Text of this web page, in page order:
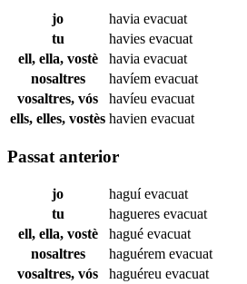
jo havia evacuat
tu
havies evacuat
ell, ella, vostè
havia evacuat
nosaltres
havíem evacuat
vosaltres, vós
havíeu evacuat
ells, elles, vostès havien evacuat
Passat anterior
jo haguíevacuat
tu
hagueres evacuat
ell, ella, vostè
hagué evacuat
nosaltres
haguérem evacuat
vosaltres, vós
haguéreu evacuat